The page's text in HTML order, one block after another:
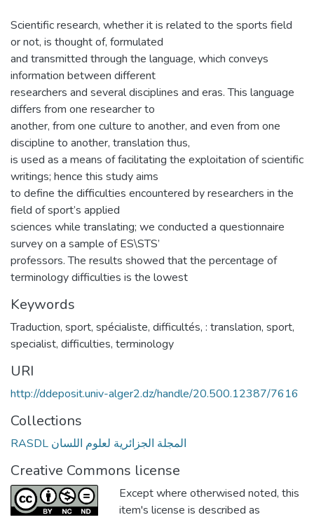
Scientific research, whether it is related to the sports field
or not, is thought of, formulated
and transmitted through the language, which conveys
information between different
researchers and several disciplines and eras. This language
differs from one researcher to
another, from one culture to another, and even from one
discipline to another, translation thus,
is used as a means of facilitating the exploitation of scientific
writings; hence this study aims
to define the difficulties encountered by researchers in the
field of sport’s applied
sciences while translating; we conducted a questionnaire
survey on a sample of ES\STS’
professors. The results showed that the percentage of
terminology difficulties is the lowest
Keywords
Traduction, sport, spécialiste, difficultés, : translation, sport,
specialist, difficulties, terminology
URI
http://ddeposit.univ-alger2.dz/handle/20.500.12387/7616
Collections
RASDL المجلة الجزائرية لعلوم اللسان
Creative Commons license
Except where otherwised noted, this
item's license is described as